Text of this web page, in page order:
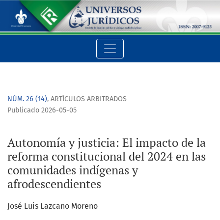
Autonomía y justicia: El impacto de la reforma
NÚM. 26 (14), ARTÍCULOS ARBITRADOS
Autonomía y justicia: El impacto de la
reforma constitucional del 2024 en las
comunidades indígenas y
afrodescendientes
Publicado 2026-05-05
José Luis Lazcano Moreno